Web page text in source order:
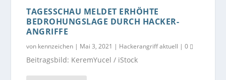
TAGESSCHAU MELDET ERHÖHTE
BEDROHUNGSLAGE DURCH HACKER-
ANGRIFFE
von kennzeichen | Mai 3, 2021 | Hackerangriff aktuell |0
Beitragsbild: KeremYucel / iStock